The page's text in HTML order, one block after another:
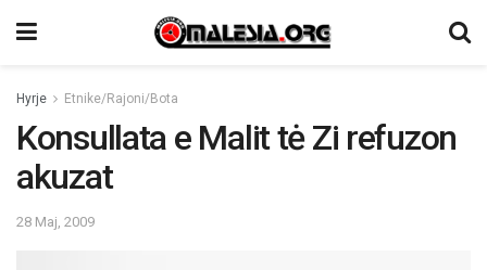
Hyrje Etnike/Rajoni/Bota
Konsullata e Malit tė Zi refuzon
akuzat
28 Maj, 2009